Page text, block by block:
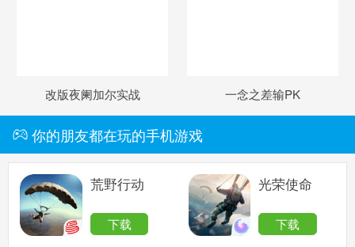
改版夜阑加尔实战 一念之差输PK
你的朋友都在玩的手机游戏
荒野行动
下载
光荣使命
下载